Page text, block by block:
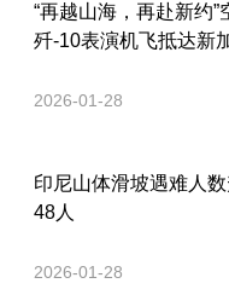
“再越山海，再赴新约”
歼-10表演机飞抵达新
2026-01-28
印尼山体滑坡遇难人
48人
2026-01-28